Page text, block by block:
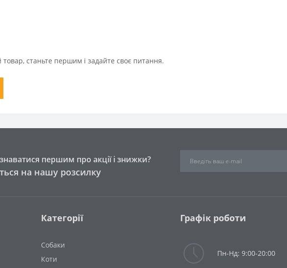
станьте першим і задайте своє питання.
першим про акції і знижки?
на нашу розсилку
Категорії
Собаки
Коти
Графік роботи
Пн-Нд: 9:00-20:00